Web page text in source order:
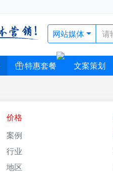
网站媒体
特惠套餐 文案策划
价格
案例
行业
地区